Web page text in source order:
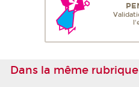
Dans la même rubrique